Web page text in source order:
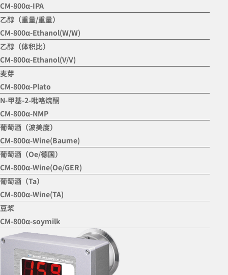
CM-800α-IPA
乙醇（重量/重量）
CM-800α-Ethanol(W/W)
乙醇（体积比）
CM-800α-Ethanol(V/V)
麦芽
CM-800α-Plato
N-甲基-2-吡咯烷酮
CM-800α-NMP
葡萄酒（波美度）
CM-800α-Wine(Baume)
葡萄酒（Oe/德国）
CM-800α-Wine(Oe/GER)
葡萄酒（Ta）
CM-800α-Wine(TA)
豆浆
CM-800α-soymilk